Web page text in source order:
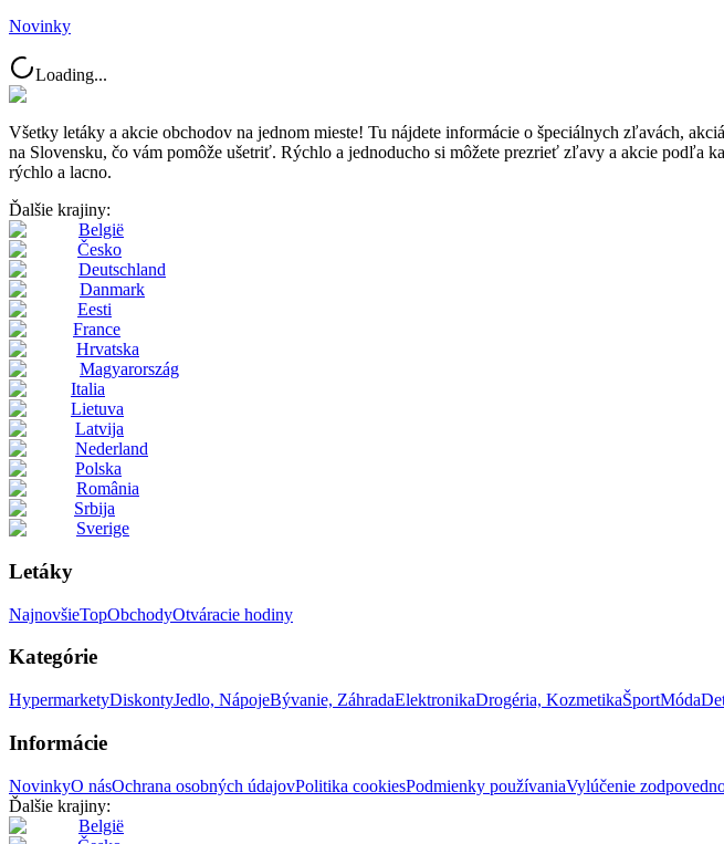
Novinky
Loading...
Všetky letáky a akcie obchodov na jednom mieste! Tu nájdete informácie o špeciálnych zľavách,
na Slovensku, čo vám pomôže ušetriť. Rýchlo a jednoducho si môžete prezrieť zľavy a akcie podľa
rýchlo a lacno.
Ďalšie krajiny:
België
Česko
Deutschland
Danmark
Eesti
France
Hrvatska
Magyarország
Italia
Lietuva
Latvija
Nederland
Polska
România
Srbija
Sverige
Letáky
NajnovšieTopObchodyOtváracie hodiny
Kategórie
HypermarketyDiskontyJedlo, NápojeBývanie, ZáhradaElektronikaDrogéria, KozmetikaŠportMóda
Informácie
NovinkyO násOchrana osobných údajovPolitika cookiesPodmienky používaniaVylúčenie
Ďalšie krajiny:
België